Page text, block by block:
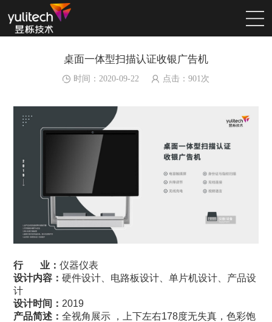
桌面一体型扫描认证收银广告机
时间：2020-09-22 点击： 901次
行 业：仪器仪表
设计内容：硬件设计、电路板设计、单片机设计、产品设
计
设计时间： 2019
产品简述：全视角展示 ，上下左右178度无失真，色彩饱